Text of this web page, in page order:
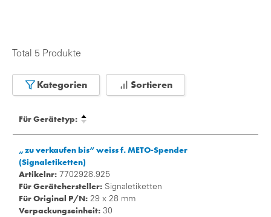
Total 5 Produkte
Kategorien Sortieren
Für Gerätetyp:
„zu verkaufen bis“ weiss f. METO-Spender
(Signaletiketten)
Artikelnr: 7702928.925
Für Gerätehersteller: Signaletiketten
Für Original P/N: 29 x 28 mm
Verpackungseinheit: 30